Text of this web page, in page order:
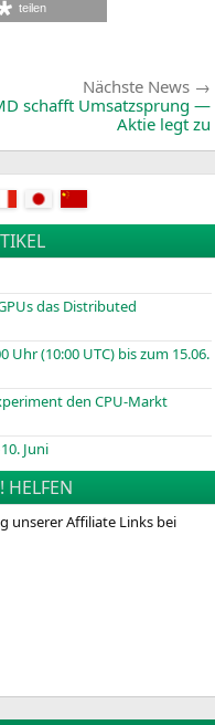
teilen
Nächste News
schafft Umsatzsprung —
Aktie legt zu
das Distributed
Uhr (10:00 UTC) bis zum 15.06.
den CPU-Markt
Juni
HELFEN
unserer Affiliate Links bei